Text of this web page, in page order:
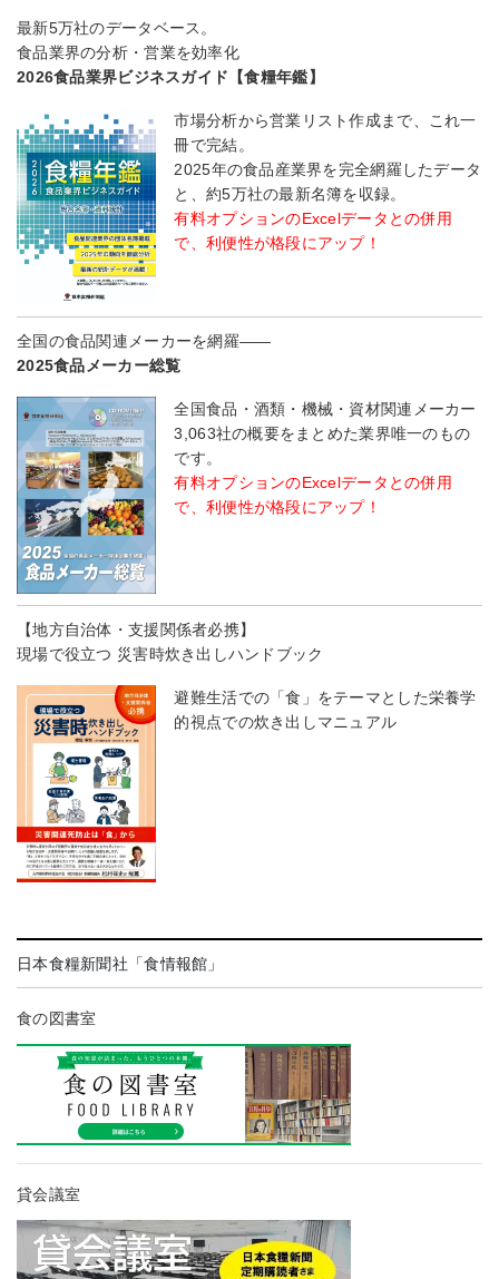
最新5万社のデータベース。
食品業界の分析・営業を効率化
2026食品業界ビジネスガイド【食糧年鑑】
市場分析から営業リスト作成まで、これ一
冊で完結。
2025年の食品産業界を完全網羅したデータ
と、約5万社の最新名簿を収録。
有料オプションのExcelデータとの併用
で、利便性が格段にアップ！
全国の食品関連メーカーを網羅――
2025食品メーカー総覧
全国食品・酒類・機械・資材関連メーカー
3,063社の概要をまとめた業界唯一のもの
です。
有料オプションのExcelデータとの併用
で、利便性が格段にアップ！
【地方自治体・支援関係者必携】
現場で役立つ 災害時炊き出しハンドブック
避難生活での「食」をテーマとした栄養学
的視点での炊き出しマニュアル
日本食糧新聞社「食情報館」
食の図書室
貸会議室